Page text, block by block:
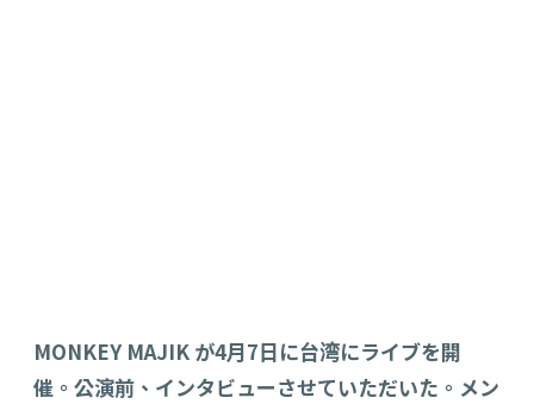
MONKEY MAJIK が4月7日に台湾にライブを開
催。公演前、インタビューさせていただいた。メン